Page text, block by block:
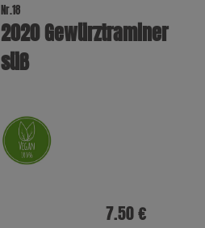
Nr.18
2020 Gewürztraminer
süß
7.50 €